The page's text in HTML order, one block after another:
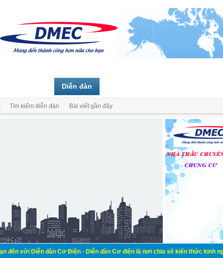
đàn Cơ Điện - Diễn đàn Cơ điện là nơi chia sẽ kiến thức kinh nghiệm
Diễn đàn
Tìm kiếm diễn đàn Bài viết gần đây